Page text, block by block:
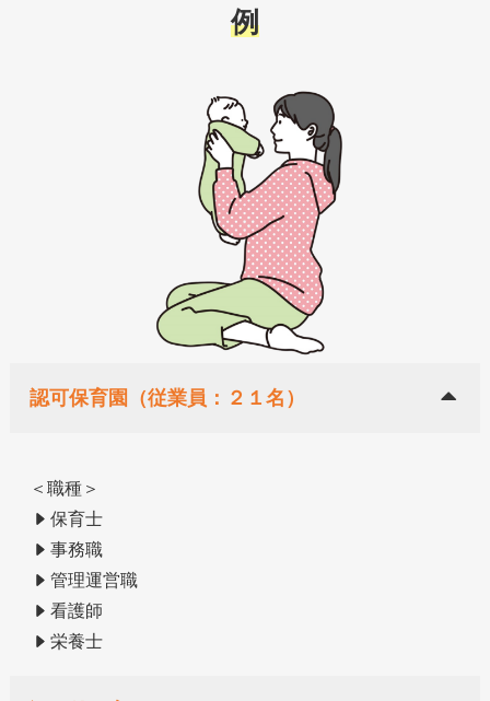
例
認可保育園（従業員：２１名）
＜職種＞
保育士
事務職
管理運営職
看護師
栄養士